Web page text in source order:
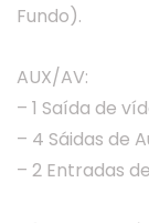
Fundo).
AUX/AV:
– 1 Saída de
– 4 Sáidas de
– 2 Entradas